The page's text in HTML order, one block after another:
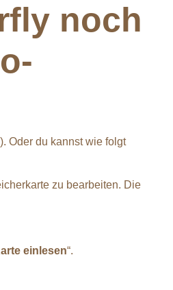
noch
Oder du kannst wie folgt
zu bearbeiten. Die
einlesen“.